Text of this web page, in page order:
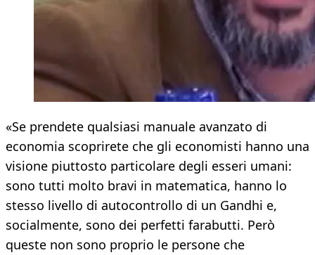
«Se prendete qualsiasi manuale avanzato di
economia scoprirete che gli economisti hanno una
visione piuttosto particolare degli esseri umani:
sono tutti molto bravi in matematica, hanno lo
stesso livello di autocontrollo di un Gandhi e,
socialmente, sono dei perfetti farabutti. Però
queste non sono proprio le persone che